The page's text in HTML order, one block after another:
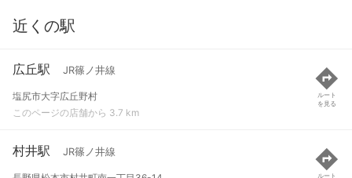
近くの駅
広丘駅 JR篠ノ井線
塩尻市大字広丘野村
このページの店舗から 3.7 km
ルート
を見る
村井駅 JR篠ノ井線
ルート